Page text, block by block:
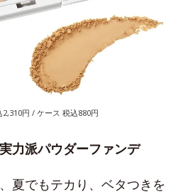
円 / ケース 税込880円
力派パウダーファンデ
夏でもテカり、ベタつきを